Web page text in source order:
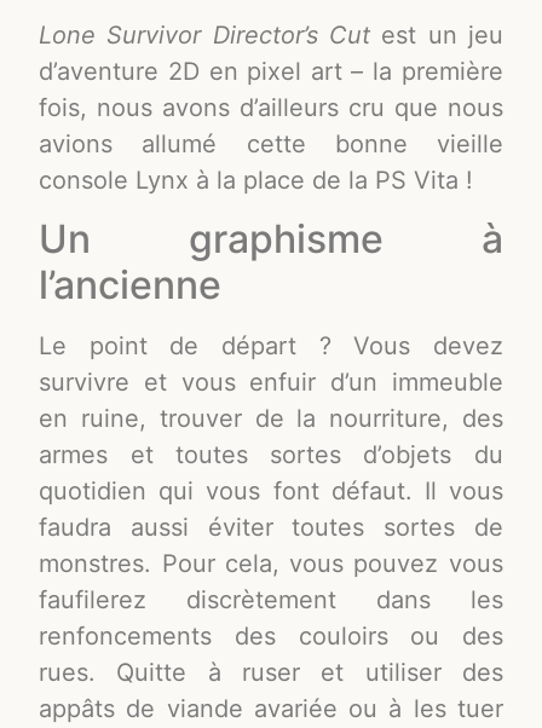
Lone Survivor Director’s Cut est un jeu
d’aventure 2D en pixel art – la première
fois, nous avons d’ailleurs cru que nous
avions allumé cette bonne vieille
console Lynx à la place de la PS Vita !
Un graphisme à
l’ancienne
Le point de départ ? Vous devez
survivre et vous enfuir d’un immeuble
en ruine, trouver de la nourriture, des
armes et toutes sortes d’objets du
quotidien qui vous font défaut. Il vous
faudra aussi éviter toutes sortes de
monstres. Pour cela, vous pouvez vous
faufilerez discrètement dans les
renfoncements des couloirs ou des
rues. Quitte à ruser et utiliser des
appâts de viande avariée ou à les tuer